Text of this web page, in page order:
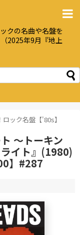
クの名曲や名盤を
2025年9月『地上
ック名盤【'80s】
〜トーキン
イト』(1980)
】#287